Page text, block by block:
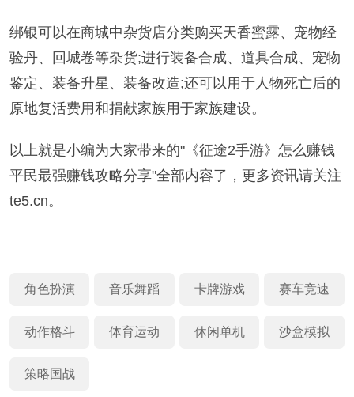
绑银可以在商城中杂货店分类购买天香蜜露、宠物经
验丹、回城卷等杂货;进行装备合成、道具合成、宠物
鉴定、装备升星、装备改造;还可以用于人物死亡后的
原地复活费用和捐献家族用于家族建设。
以上就是小编为大家带来的"《征途2手游》怎么赚钱
平民最强赚钱攻略分享"全部内容了，更多资讯请关注
te5.cn。
角色扮演 音乐舞蹈 卡牌游戏 赛车竞速
动作格斗 体育运动 休闲单机 沙盒模拟
策略国战